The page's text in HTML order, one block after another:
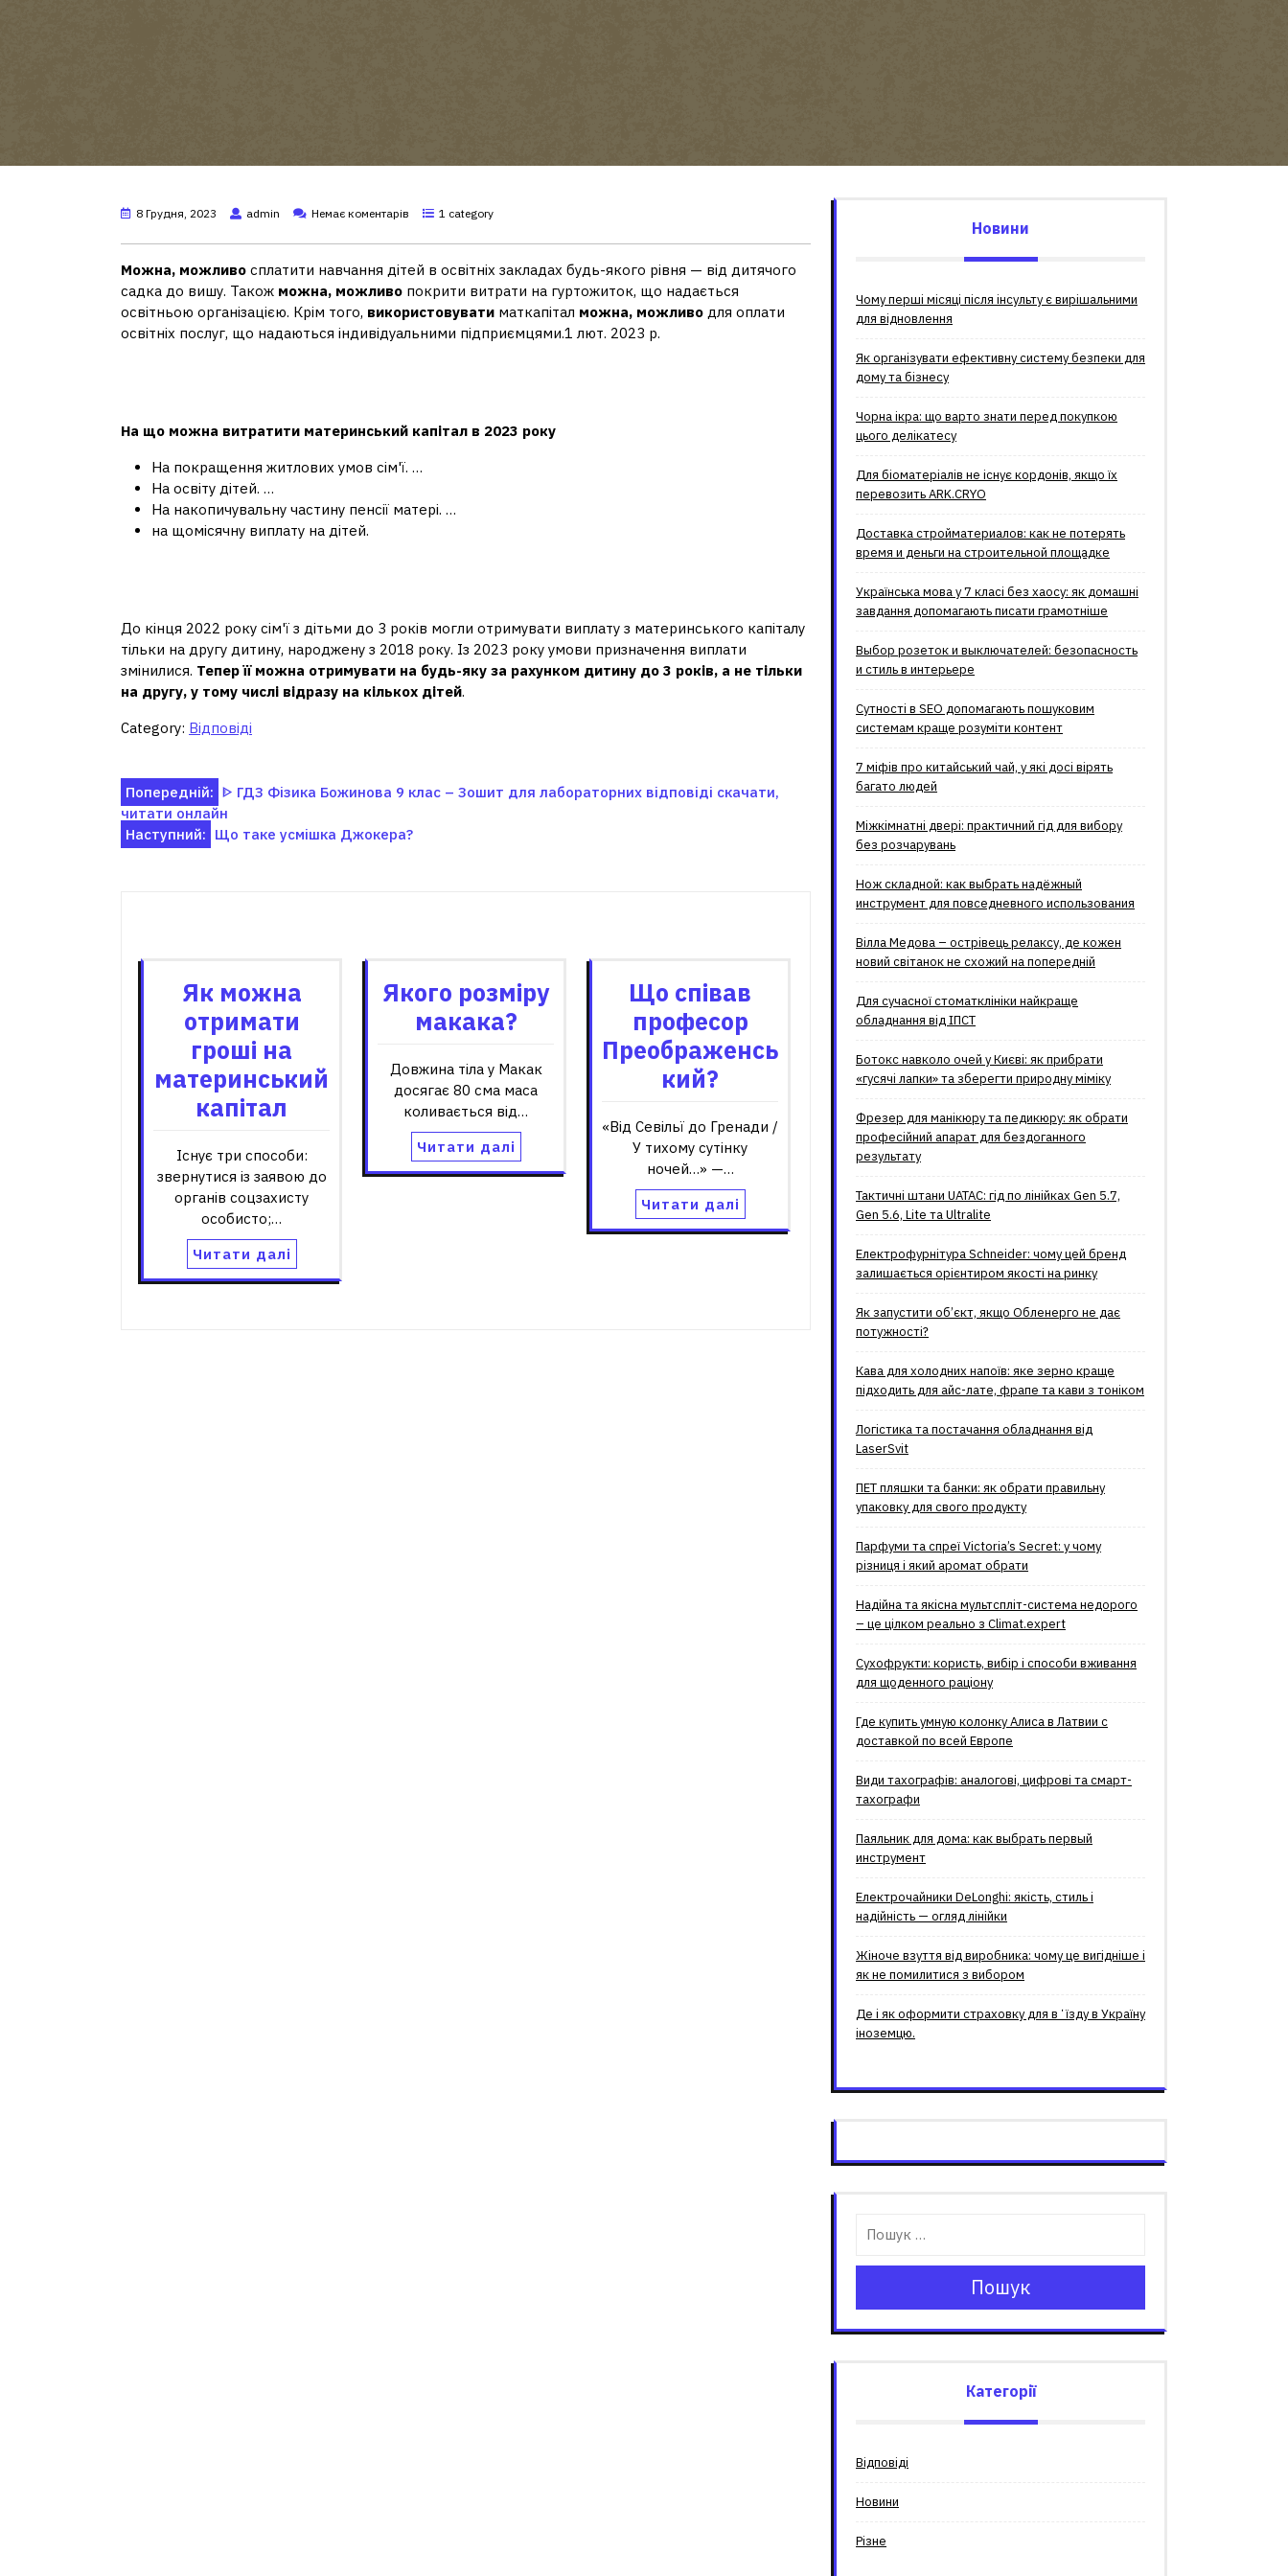
8 Грудня, 2023 admin Немає коментарів 1 category
Можна, можливо сплатити навчання дітей в освітніх закладах будь-якого рівня — від дитячого
садка до вишу. Також можна, можливо покрити витрати на гуртожиток, що надається
освітньою організацією. Крім того, використовувати маткапітал можна, можливо для оплати
освітніх послуг, що надаються індивідуальними підприємцями.1 лют. 2023 р.
На що можна витратити материнський капітал в 2023 року
На покращення житлових умов сім'ї. …
На освіту дітей. …
На накопичувальну частину пенсії матері. …
на щомісячну виплату на дітей.
До кінця 2022 року сім'ї з дітьми до 3 років могли отримувати виплату з материнського капіталу
тільки на другу дитину, народжену з 2018 року. Із 2023 року умови призначення виплати
змінилися. Тепер її можна отримувати на будь-яку за рахунком дитину до 3 років, а не тільки
на другу, у тому числі відразу на кількох дітей.
Category: Відповіді
Навігація
записів
Попередній: ᐈ ГДЗ Фізика Божинова 9 клас – Зошит для лабораторних відповіді скачати,
читати онлайн
Наступний: Що таке усмішка Джокера?
Як можна
отримати
гроші на
материнський
капітал
Існує три способи:
звернутися із заявою до
органів соцзахисту
особисто;…
Читати далі
Якого розміру
макака?
Довжина тіла у Макак
досягає 80 сма маса
коливається від…
Читати далі
Що співав
професор
Преображенсь
кий?
«Від Севільї до Гренади /
У тихому сутінку
ночей…» —…
Читати далі
Новини
Чому перші місяці після інсульту є вирішальними
для відновлення
Як організувати ефективну систему безпеки для
дому та бізнесу
Чорна ікра: що варто знати перед покупкою
цього делікатесу
Для біоматеріалів не існує кордонів, якщо їх
перевозить ARK.CRYO
Доставка стройматериалов: как не потерять
время и деньги на строительной площадке
Українська мова у 7 класі без хаосу: як домашні
завдання допомагають писати грамотніше
Выбор розеток и выключателей: безопасность
и стиль в интерьере
Сутності в SEO допомагають пошуковим
системам краще розуміти контент
7 міфів про китайський чай, у які досі вірять
багато людей
Міжкімнатні двері: практичний гід для вибору
без розчарувань
Нож складной: как выбрать надёжный
инструмент для повседневного использования
Вілла Медова – острівець релаксу, де кожен
новий світанок не схожий на попередній
Для сучасної стоматклініки найкраще
обладнання від ІПСТ
Ботокс навколо очей у Києві: як прибрати
«гусячі лапки» та зберегти природну міміку
Фрезер для манікюру та педикюру: як обрати
професійний апарат для бездоганного
результату
Тактичні штани UATAC: гід по лінійках Gen 5.7,
Gen 5.6, Lite та Ultralite
Електрофурнітура Schneider: чому цей бренд
залишається орієнтиром якості на ринку
Як запустити об’єкт, якщо Обленерго не дає
потужності?
Кава для холодних напоїв: яке зерно краще
підходить для айс-лате, фрапе та кави з тоніком
Логістика та постачання обладнання від
LaserSvit
ПЕТ пляшки та банки: як обрати правильну
упаковку для свого продукту
Парфуми та спреї Victoria’s Secret: у чому
різниця і який аромат обрати
Надійна та якісна мультспліт-система недорого
– це цілком реально з Climat.еxpert
Сухофрукти: користь, вибір і способи вживання
для щоденного раціону
Где купить умную колонку Алиса в Латвии с
доставкой по всей Европе
Види тахографів: аналогові, цифрові та смарт-
тахографи
Паяльник для дома: как выбрать первый
инструмент
Електрочайники DeLonghi: якість, стиль і
надійність — огляд лінійки
Жіноче взуття від виробника: чому це вигідніше і
як не помилитися з вибором
Де і як оформити страховку для вʼїзду в Україну
іноземцю.
Пошук
Категорії
Відповіді
Новини
Різне